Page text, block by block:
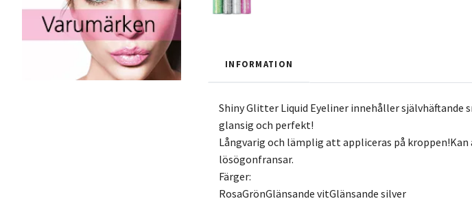
INFORMATION
Shiny Glitter Liquid Eyeliner innehåller
glansig och perfekt!
Långvarig och lämplig att appliceras på
lösögonfransar.
Färger:
RosaGrönGlänsande vitGlänsande silver